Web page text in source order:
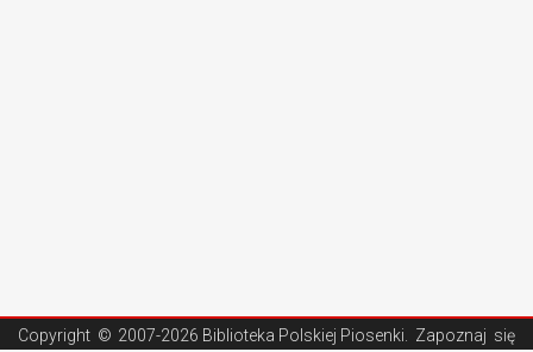
Copyright © 2007-2026 Biblioteka Polskiej Piosenki . Zapoznaj się